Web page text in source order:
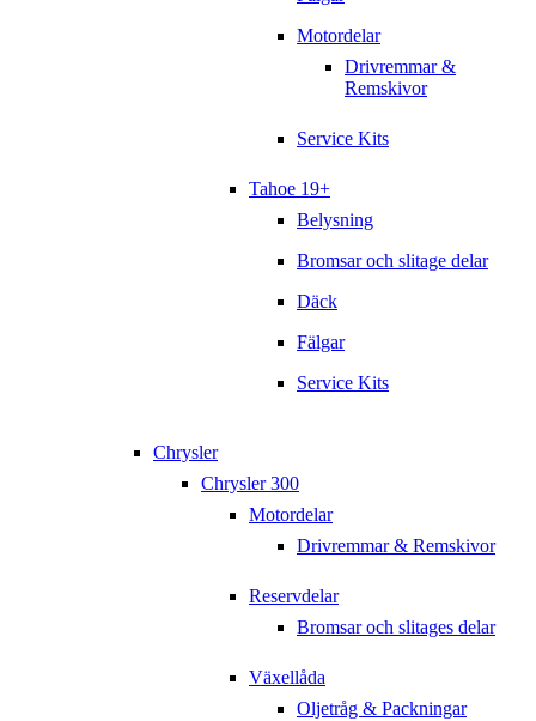
Motordelar
Drivremmar &
Remskivor
Service Kits
Tahoe 19+
Belysning
Bromsar och slitage delar
Däck
Fälgar
Service Kits
Chrysler
Chrysler 300
Motordelar
Drivremmar & Remskivor
Reservdelar
Bromsar och slitages delar
Växellåda
Oljetråg & Packningar